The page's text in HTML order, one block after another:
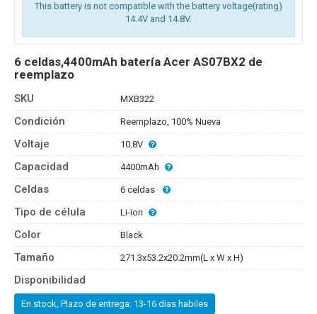
This battery is not compatible with the battery voltage(rating)
14.4V and 14.8V.
6 celdas,4400mAh batería Acer AS07BX2 de
reemplazo
SKU MXB322
Condición Reemplazo, 100% Nueva
Voltaje 10.8V
Capacidad 4400mAh
Celdas 6 celdas
Tipo de célula Li-ion
Color Black
Tamaño 271.3x53.2x20.2mm(L x W x H)
Disponibilidad
En stock, Plazo de entrega: 13-16 dias habiles